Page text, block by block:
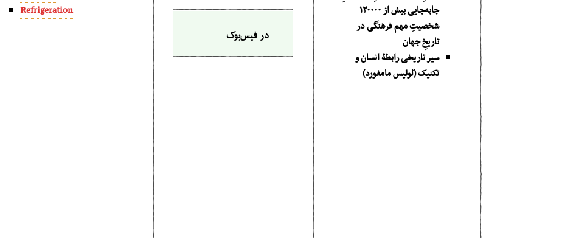
Refrigeration
در فیس‌بوک
جا‌به‌جایی بیش از ۱۲۰۰۰۰
شخصیتِ مهم فرهنگی در
تاریخِ جهان
سیر تاریخی رابطۀ انسان و
تکنیک (لوئیس مامفورد)